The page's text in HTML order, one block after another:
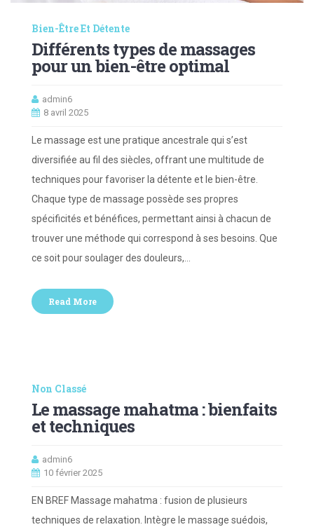
Bien-Être Et Détente
Différents types de massages
pour un bien-être optimal
admin6
8 avril 2025
Le massage est une pratique ancestrale qui s’est
diversifiée au fil des siècles, offrant une multitude de
techniques pour favoriser la détente et le bien-être.
Chaque type de massage possède ses propres
spécificités et bénéfices, permettant ainsi à chacun de
trouver une méthode qui correspond à ses besoins. Que
ce soit pour soulager des douleurs,…
Read More
Non Classé
Le massage mahatma : bienfaits
et techniques
admin6
10 février 2025
EN BREF Massage mahatma : fusion de plusieurs
techniques de relaxation. Intègre le massage suédois,